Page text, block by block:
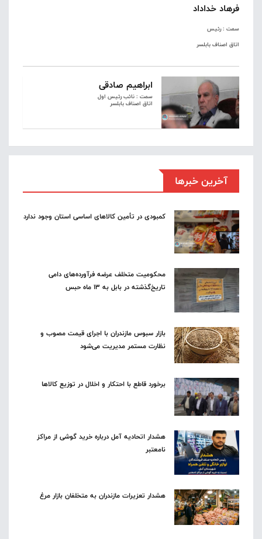
فرهاد خداداد
سمت : رئیس
اتاق اصناف بابلسر
ابراهیم صادقی
سمت : نائب رئیس اول
اتاق اصناف بابلسر
آخرین خبرها
کمبودی در تأمین کالاهای اساسی استان وجود ندارد
محکومیت متخلف عرضه فرآورده‌های دامی
تاریخ‌گذشته در بابل به ۱۳ ماه حبس
بازار سبوس مازندران با اجرای قیمت مصوب و
نظارت مستمر مدیریت می‌شود
برخورد قاطع با احتکار و اخلال در توزیع کالاها
هشدار اتحادیه آمل درباره خرید گوشی از مراکز
نامعتبر
هشدار تعزیرات مازندران به متخلفان بازار مرغ